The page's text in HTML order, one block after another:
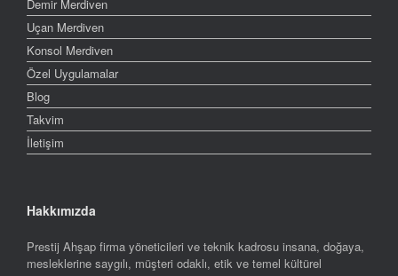
Demir Merdiven
Uçan Merdiven
Konsol Merdiven
Özel Uygulamalar
Blog
Takvim
İletişim
Hakkımızda
Prestij Ahşap firma yöneticileri ve teknik kadrosu insana, doğaya,
mesleklerine saygılı, müşteri odaklı, etik ve temel kültürel